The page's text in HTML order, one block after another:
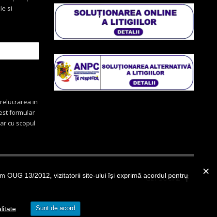
si
in
formular
cu scopul
GET SOCIAL
OUG 13/2012, vizitatorii site-ului își exprimă acordul pentru
Sunt de acord